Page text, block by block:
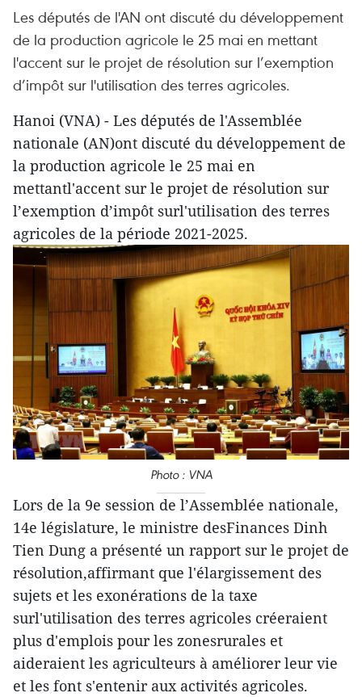
Les députés de l'AN ont discuté du développement
de la production agricole le 25 mai en mettant
l'accent sur le projet de résolution sur l’exemption
d’impôt sur l'utilisation des terres agricoles.
Hanoi (VNA) - Les députés de l'Assemblée
nationale (AN)ont discuté du développement de
la production agricole le 25 mai en
mettantl'accent sur le projet de résolution sur
l’exemption d’impôt surl'utilisation des terres
agricoles de la période 2021-2025.
Photo : VNA
Lors de la 9e session de l’Assemblée nationale,
14e législature, le ministre desFinances Dinh
Tien Dung a présenté un rapport sur le projet de
résolution,affirmant que l'élargissement des
sujets et les exonérations de la taxe
surl'utilisation des terres agricoles créeraient
plus d'emplois pour les zonesrurales et
aideraient les agriculteurs à améliorer leur vie
et les font s'entenir aux activités agricoles.